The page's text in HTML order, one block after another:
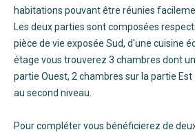
habitations pouvant être réunies
Les deux parties sont composées
pièce de vie exposée Sud, d'une cuisine
étage vous trouverez 3 chambres dont
partie Ouest, 2 chambres sur la partie
au second niveau.
Pour compléter vous bénéficierez de